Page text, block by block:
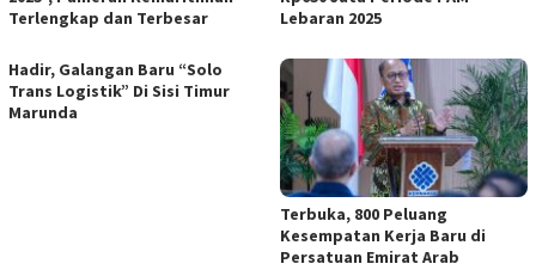
Terlengkap dan Terbesar
Lebaran 2025
Hadir, Galangan Baru “Solo
Trans Logistik” Di Sisi Timur
Marunda
Terbuka, 800 Peluang
Kesempatan Kerja Baru di
Persatuan Emirat Arab